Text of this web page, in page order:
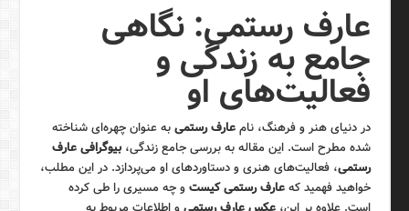
عارف رستمی: نگاهی
جامع به زندگی و
فعالیت‌های او
در دنیای هنر و فرهنگ، نامعارف رستمیبه عنوان چهره‌ای شناخته
شده مطرح است. این مقاله به بررسی جامع زندگی،بیوگرافی عارف
رستمی، فعالیت‌های هنری و دستاوردهای او می‌پردازد. در این مطلب،
خواهید فهمید کهعارف رستمی کیستو چه مسیری را طی کرده